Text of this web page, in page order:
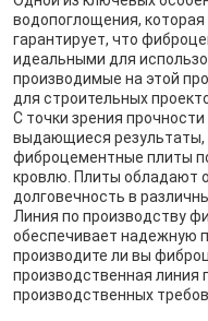
водопоглощения,
гарантирует, что
идеальными для
производимые на этой
для строительных
С точки зрения
выдающиеся результаты,
фиброцементные плиты
кровлю. Плиты обладают
долговечность в
Линия по производству
обеспечивает надежную
производите ли вы
производственная
производственных